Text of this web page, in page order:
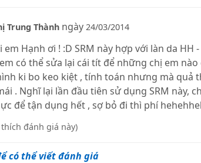
Trung Thành ngày 24/03/2014
em Hạnh ơi ! :D SRM này hợp với làn da
có thể sửa lại cái tít để những chị em
ki bo keo kiệt , tính toán nhưng mà quả
. Nghĩ lại lần đầu tiên sử dụng SRM này,
để tận dụng hết , sợ bỏ đi thì phí
đánh giá này)
có thể viết đánh giá